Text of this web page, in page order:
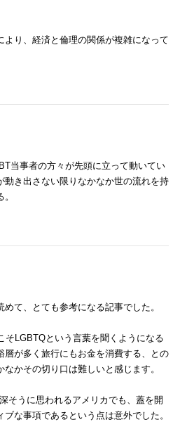
より、経済と倫理の関係が複雑になって
当事者の方々が先頭に立って動いてい
動き出さない限りなかなか世の流れを持
て、とても参考になる記事でした。
そLGBTQという言葉を聞くようになる
層が多く旅行にもお金を消費する、との
かその切り口は難しいと感じます。
そうに思われるアメリカでも、蓋を開
な事項であるという点は意外でした。